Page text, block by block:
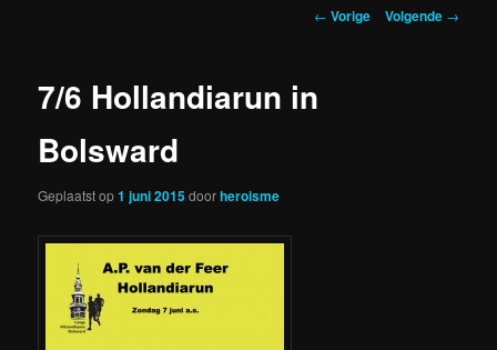
Berichtnavigatie
← Vorige Volgende →
7/6 Hollandiarun in
Bolsward
Geplaatst op1 juni 2015doorheroisme